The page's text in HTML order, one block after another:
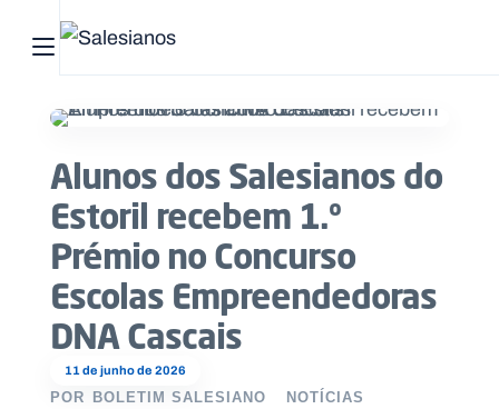
Abrir menu principal
11 de junho de 2026
Alunos dos Salesianos do
Estoril recebem 1.º
Prémio no Concurso
Escolas Empreendedoras
DNA Cascais
POR BOLETIM SALESIANO NOTÍCIAS
Pesquisar no site
Início
Quem
somos
O
que
fazemos